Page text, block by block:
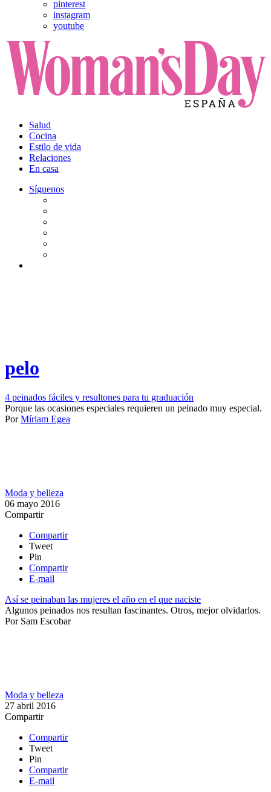
pinterest
instagram
youtube
Salud
Cocina
Estilo de vida
Relaciones
En casa
Síguenos
pelo
4 peinados fáciles y resultones para tu graduación
Porque las ocasiones especiales requieren un peinado muy especial.​​
PorMíriam Egea
Moda y belleza
06 mayo 2016
Compartir
Compartir
Tweet
Pin
Compartir
E-mail
Así se peinaban las mujeres el año en el que naciste
Algunos peinados nos resultan fascinantes. Otros, mejor olvidarlos.
Por Sam Escobar
Moda y belleza
27 abril 2016
Compartir
Compartir
Tweet
Pin
Compartir
E-mail